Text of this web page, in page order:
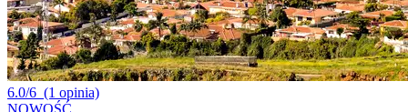
6.0/6 (1 opinia)
NOWOŚĆ